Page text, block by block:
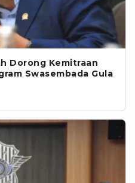
Dorong Kemitraan
Swasembada Gula